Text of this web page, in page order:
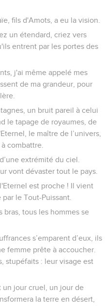
fils d'Amots, a eu la vision.
un étendard, criez vers
entrent par les portes des
j'ai même appelé mes
de ma grandeur, pour
un bruit pareil à celui
le tapage de royaumes, de
le maître de l’univers,
combattre.
extrémité du ciel.
vont dévaster tout le pays.
est proche ! Il vient
le Tout-Puissant.
bras, tous les hommes se
s’emparent d’eux, ils
femme prête à accoucher.
stupéfaits : leur visage est
un jour cruel, un jour de
la terre en désert,